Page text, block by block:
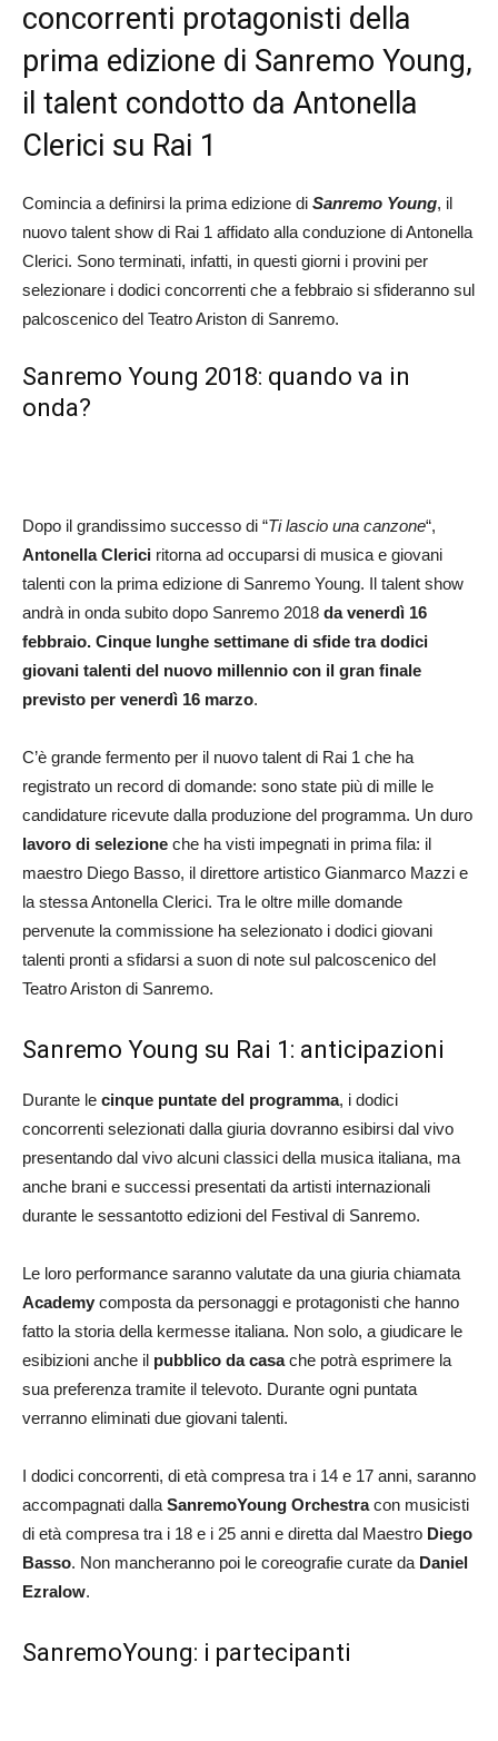
concorrenti protagonisti della
prima edizione di Sanremo Young,
il talent condotto da Antonella
Clerici su Rai 1
Comincia a definirsi la prima edizione di Sanremo Young, il
nuovo talent show di Rai 1 affidato alla conduzione di Antonella
Clerici. Sono terminati, infatti, in questi giorni i provini per
selezionare i dodici concorrenti che a febbraio si sfideranno sul
palcoscenico del Teatro Ariston di Sanremo.
Sanremo Young 2018: quando va in
onda?
Dopo il grandissimo successo di “Ti lascio una canzone“,
Antonella Clerici ritorna ad occuparsi di musica e giovani
talenti con la prima edizione di Sanremo Young. Il talent show
andrà in onda subito dopo Sanremo 2018 da venerdì 16
febbraio. Cinque lunghe settimane di sfide tra dodici
giovani talenti del nuovo millennio con il gran finale
previsto per venerdì 16 marzo.
C’è grande fermento per il nuovo talent di Rai 1 che ha
registrato un record di domande: sono state più di mille le
candidature ricevute dalla produzione del programma. Un duro
lavoro di selezione che ha visti impegnati in prima fila: il
maestro Diego Basso, il direttore artistico Gianmarco Mazzi e
la stessa Antonella Clerici. Tra le oltre mille domande
pervenute la commissione ha selezionato i dodici giovani
talenti pronti a sfidarsi a suon di note sul palcoscenico del
Teatro Ariston di Sanremo.
Sanremo Young su Rai 1: anticipazioni
Durante le cinque puntate del programma, i dodici
concorrenti selezionati dalla giuria dovranno esibirsi dal vivo
presentando dal vivo alcuni classici della musica italiana, ma
anche brani e successi presentati da artisti internazionali
durante le sessantotto edizioni del Festival di Sanremo.
Le loro performance saranno valutate da una giuria chiamata
Academy composta da personaggi e protagonisti che hanno
fatto la storia della kermesse italiana. Non solo, a giudicare le
esibizioni anche il pubblico da casache potrà esprimere la
sua preferenza tramite il televoto. Durante ogni puntata
verranno eliminati due giovani talenti.
I dodici concorrenti, di età compresa tra i 14 e 17 anni, saranno
accompagnati dalla SanremoYoung Orchestracon musicisti
di età compresa tra i 18 e i 25 anni e diretta dal Maestro Diego
Basso. Non mancheranno poi le coreografie curate da Daniel
Ezralow.
SanremoYoung: i partecipanti